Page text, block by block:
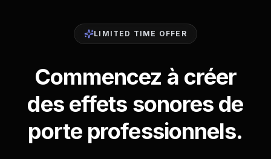
LIMITED TIME OFFER
Commencez à créer
des effets sonores de
porte professionnels.